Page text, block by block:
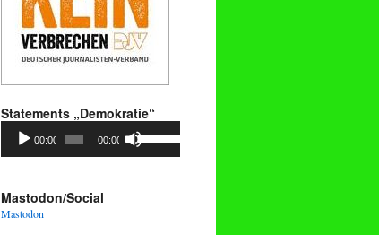
Statements „Demokratie“
Audio-
Player
00:00 00:00
Hoch/Runter
benutzen,
Mastodon/Social
Mastodon